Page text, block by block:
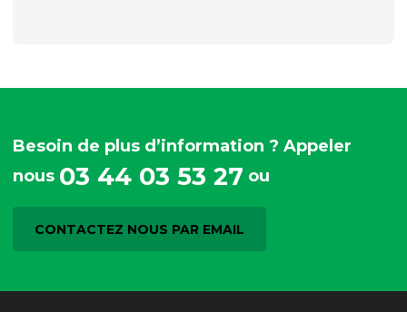
Besoin de plus d’information ? Appeler
nous 03 44 03 53 27 ou
CONTACTEZ NOUS PAR EMAIL